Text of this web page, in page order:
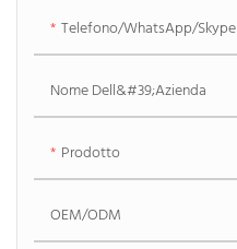
Telefono/WhatsApp/Skype
Nome Dell&#39;azienda
Prodotto
OEM/ODM